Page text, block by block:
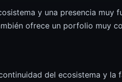
y una presencia muy
ofrece un porfolio muy
del ecosistema y la